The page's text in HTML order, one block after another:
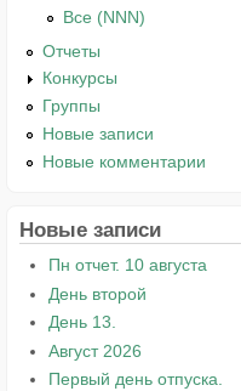
Все (NNN)
Отчеты
Конкурсы
Группы
Новые записи
Новые комментарии
Новые записи
Пн отчет. 10 августа
День второй
День 13.
Август 2026
Первый день отпуска.